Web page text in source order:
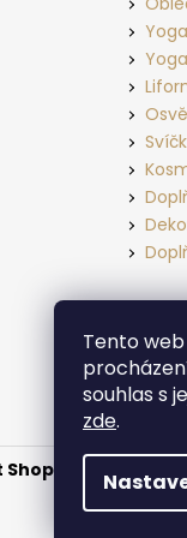
Tento
souhlas s
zde.
Shop . Všechna